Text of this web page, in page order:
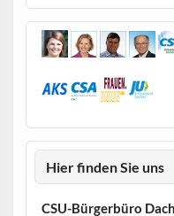
Hier finden Sie uns
CSU-Bürgerbüro